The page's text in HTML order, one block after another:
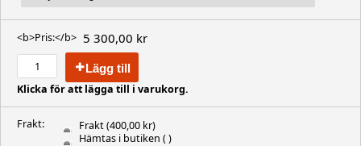
<b>Pris:</b> 5 300,00 kr
Lägg till
Klicka för att lägga till i varukorg.
Frakt: Frakt(400,00 kr)
Hämtas i butiken ( )